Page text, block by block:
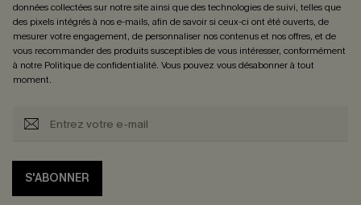
données collectées sur notre site ainsi que des technologies de suivi, telles que
des pixels intégrés à nos e-mails, afin de savoir si ceux-ci ont été ouverts, de
mesurer votre engagement, de personnaliser nos contenus et nos offres, et de
vous recommander des produits susceptibles de vous intéresser, conformément
à notre Politique de confidentialité. Vous pouvez vous désabonner à tout
moment.
S'ABONNER